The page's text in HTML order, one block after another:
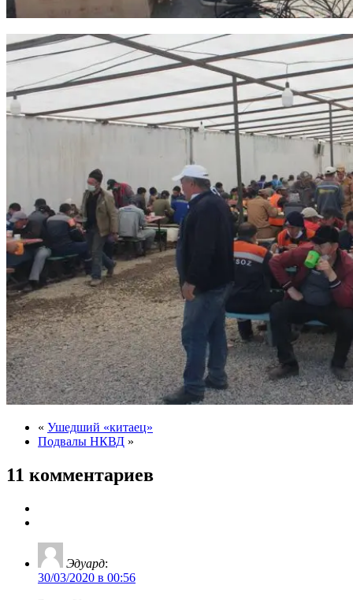
« Ушедший «китаец»
Подвалы НКВД »
11 комментариев
Эдуард:
30/03/2020 в 00:56